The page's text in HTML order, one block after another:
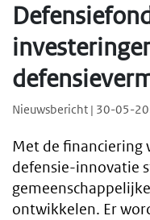
Nieuwsbericht | 30-05-
Met de financiering
defensie-innovatie
ontwikkelen. Er